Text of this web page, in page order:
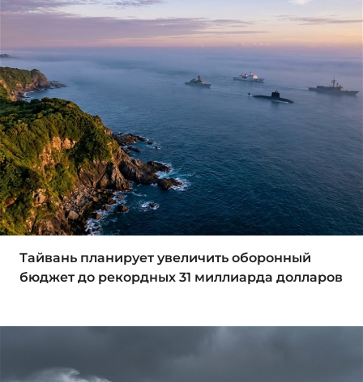
Тайвань планирует увеличить оборонный
бюджет до рекордных 31 миллиарда долларов